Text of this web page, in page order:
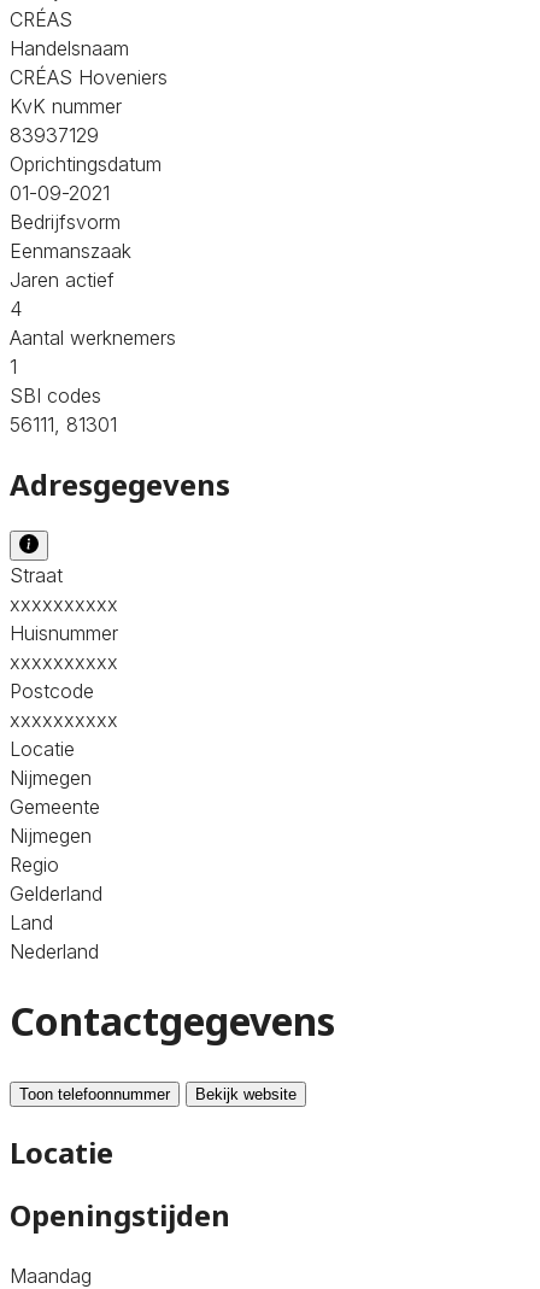
CRÉAS
Handelsnaam
CRÉAS Hoveniers
KvK nummer
83937129
Oprichtingsdatum
01-09-2021
Bedrijfsvorm
Eenmanszaak
Jaren actief
4
Aantal werknemers
1
SBI codes
56111, 81301
Adresgegevens
Straat
xxxxxxxxxx
Huisnummer
xxxxxxxxxx
Postcode
xxxxxxxxxx
Locatie
Nijmegen
Gemeente
Nijmegen
Regio
Gelderland
Land
Nederland
Contactgegevens
Toon telefoonnummer Bekijk website
Locatie
Openingstijden
Maandag